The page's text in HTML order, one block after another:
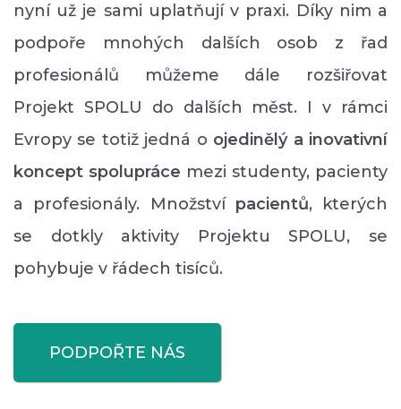
nyní už je sami uplatňují v praxi. Díky nim a
podpoře mnohých dalších osob z řad
profesionálů můžeme dále rozšiřovat
Projekt SPOLU do dalších měst. I v rámci
Evropy se totiž jedná o ojedinělý a inovativní
koncept spolupráce mezi studenty, pacienty
a profesionály. Množství pacientů, kterých
se dotkly aktivity Projektu SPOLU, se
pohybuje v řádech tisíců.
PODPOŘTE NÁS